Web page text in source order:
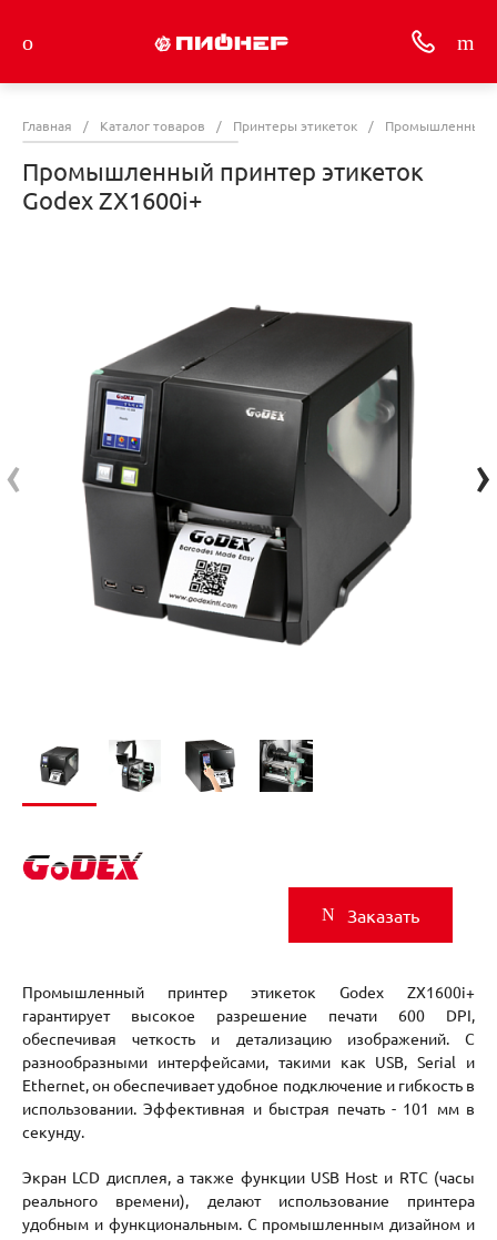
Главная / Каталог товаров / Принтеры этикеток / Промышленные
Промышленный принтер этикеток
Godex ZX1600i+
‹ ›
Заказать
Промышленный принтер этикеток Godex ZX1600i+
гарантирует высокое разрешение печати 600 DPI,
обеспечивая четкость и детализацию изображений. С
разнообразными интерфейсами, такими как USB, Serial и
Ethernet, он обеспечивает удобное подключение и гибкость в
использовании. Эффективная и быстрая печать - 101 мм в
секунду.
Экран LCD дисплея, а также функции USB Host и RTC (часы
реального времени), делают использование принтера
удобным и функциональным. С промышленным дизайном и